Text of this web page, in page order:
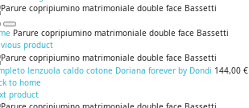
Parure copripiumino matrimoniale double face Bassetti
product
lenzuola caldo cotone Doriana forever by Dondi 144,00 €
to home
product